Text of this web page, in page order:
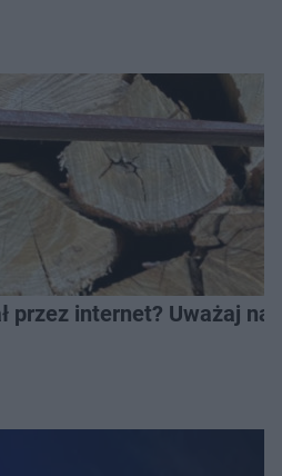
przez internet? Uważaj na